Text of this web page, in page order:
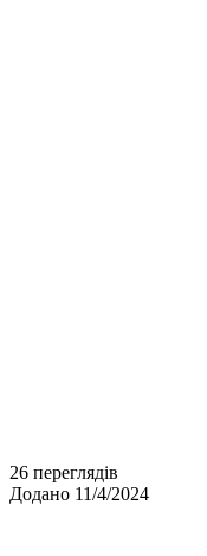
26 переглядів
Додано 11/4/2024